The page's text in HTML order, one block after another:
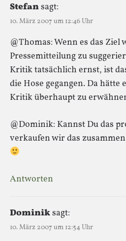
Stefansagt:
10. März 2007 um 12:46 Uhr
@Thomas: Wenn es das Ziel
Pressemitteilung zu
Kritik tatsächlich ernst, ist
die Hose gegangen. Da hätte
Kritik überhaupt zu
@Dominik: Kannst Du das
verkaufen wir das
Antworten
Dominiksagt:
10. März 2007 um 12:54 Uhr